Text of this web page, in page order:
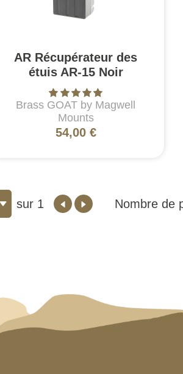
AR Récupérateur des
étuis AR-15 Noir
Brass GOAT by Magwell
Mounts
54,00 €
sur 1 Nombre de